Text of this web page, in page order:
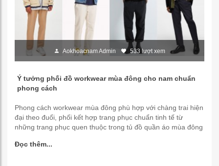
Aokhoacnam Admin 533 lượt xem
Ý tưởng phối đồ workwear mùa đông cho nam chuẩn
phong cách
Phong cách workwear mùa đông phù hợp với chàng trai hiện
đại theo đuổi, phối kết hợp trang phục chuẩn tinh tế từ
những trang phục quen thuộc trong tủ đồ quần áo mùa đông
Đọc thêm...